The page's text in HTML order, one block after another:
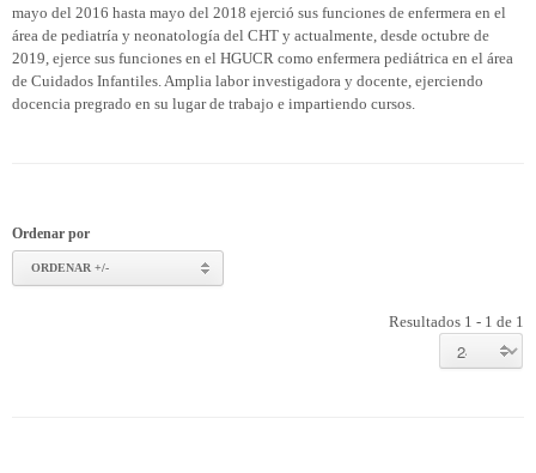
mayo del 2016 hasta mayo del 2018 ejerció sus funciones de enfermera en el
área de pediatría y neonatología del CHT y actualmente, desde octubre de
2019, ejerce sus funciones en el HGUCR como enfermera pediátrica en el área
de Cuidados Infantiles. Amplia labor investigadora y docente, ejerciendo
docencia pregrado en su lugar de trabajo e impartiendo cursos.
Ordenar por
ORDENAR +/-
Resultados 1 - 1 de 1